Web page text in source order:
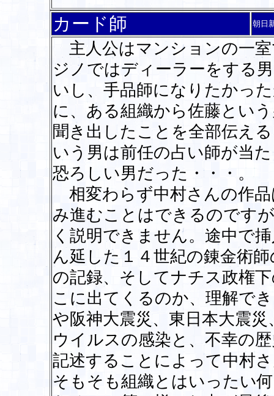
カード師 朝日
主人公はマンションの一
ジノではディーラーをする
いし、手品師になりたかっ
に、ある組織から佐藤とい
聞き出したことを全部伝え
いう男は前任の占い師が当
恐ろしい男だった・・・。
相変わらず中村さんの作
み進むことはできるのです
く説明できません。途中で
ん延した１４世紀の錬金術
の記録、そしてナチス政権
こに出てくるのか、理解で
や阪神大震災、東日本大震
ウイルスの感染と、不幸の
記述することによって中村
そもそも組織とはいったい